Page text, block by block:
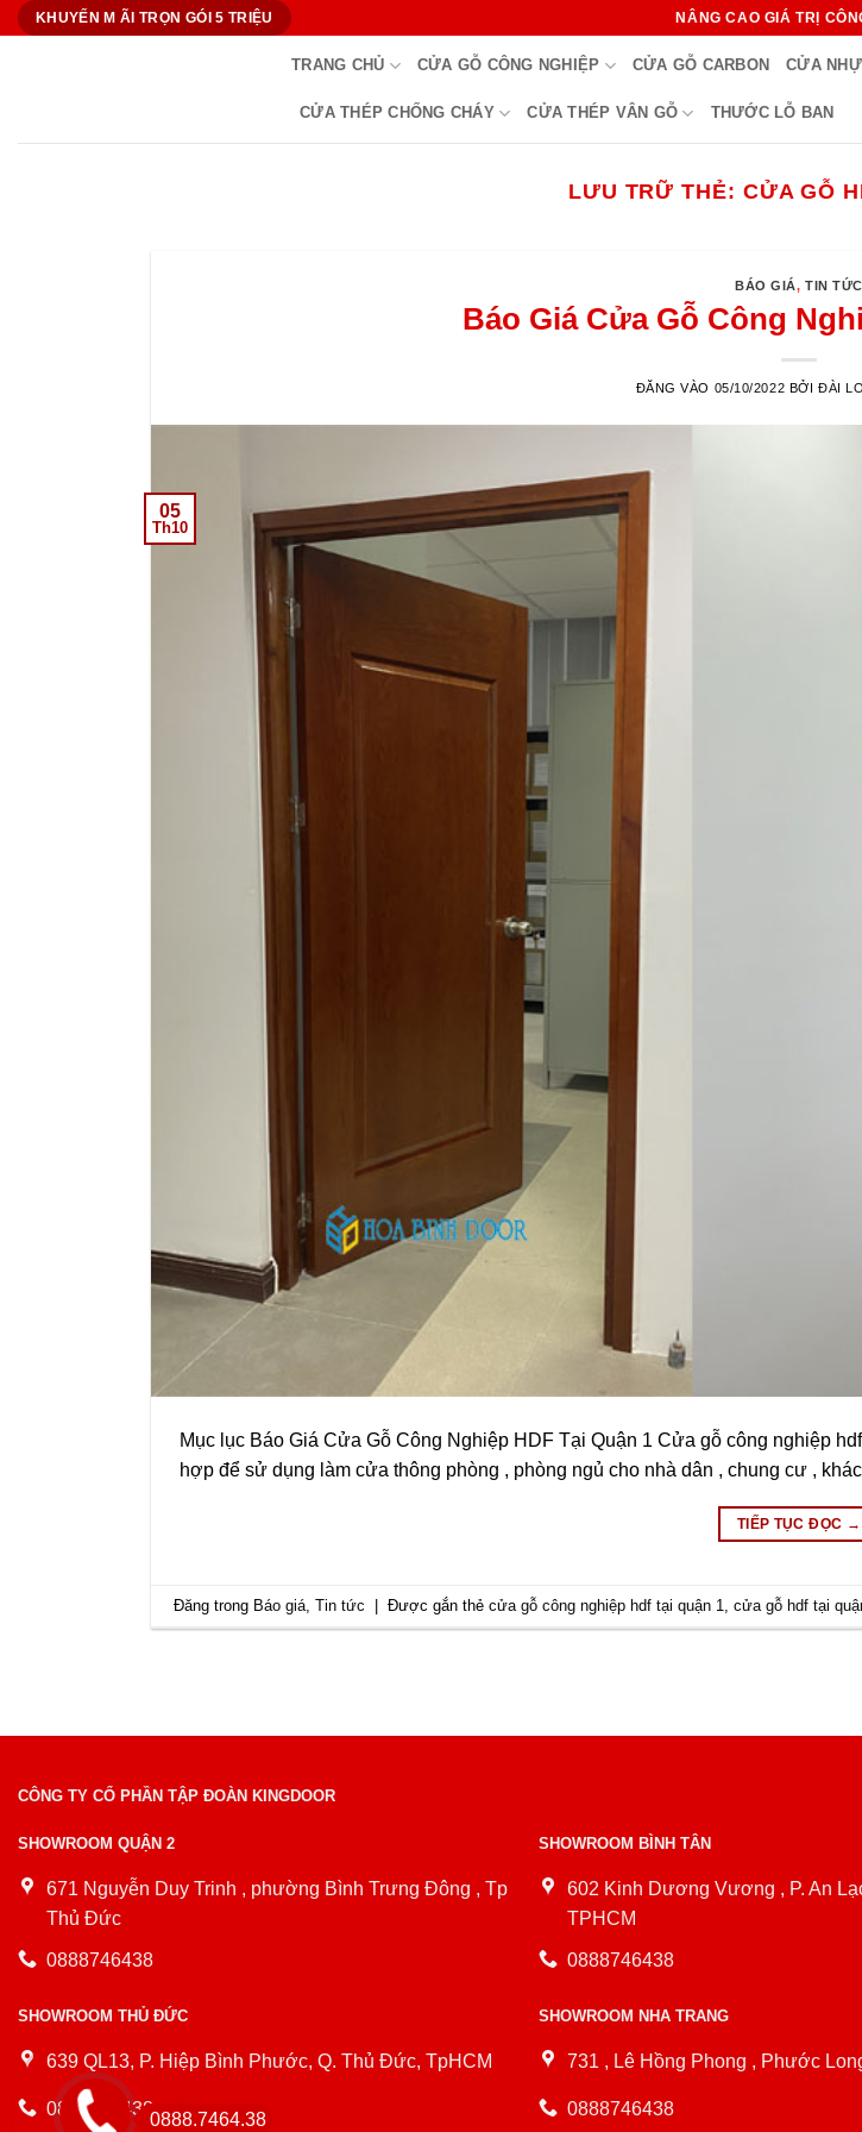
Bỏ
KHUYẾN M ÃI TRỌN GÓI 5 TRIỆU NÂNG CAO GIÁ TRỊ
TRANG CHỦ CỬA GỖ CÔNG NGHIỆP CỬA GỖ CARBON CỬA
CỬA THÉP CHỐNG CHÁY CỬA THÉP VÂN GỖ THƯỚC LỖ BAN
LƯU TRỮ THẺ: CỬA GỖ
BÁO GIÁ,TIN TỨC
Báo Giá Cửa Gỗ Công
ĐĂNG VÀO 05/10/2022 BỞI ĐÀI
05
Th10
Mục lục Báo Giá Cửa Gỗ Công Nghiệp HDF Tại Quận 1 Cửa gỗ công nghiệp
hợp để sử dụng làm cửa thông phòng , phòng ngủ cho nhà dân , chung cư ,
TIẾP TỤC ĐỌC →
Đăng trong Báo giá ,Tin tức | Được gắn thẻcửa gỗ công nghiệp hdf tại quận 1 ,cửa gỗ hdf tại
CÔNG TY CỔ PHẦN TẬP ĐOÀN KINGDOOR
SHOWROOM QUẬN 2
671 Nguyễn Duy Trinh , phường Bình Trưng Đông , Tp
Thủ Đức
0888746438
SHOWROOM THỦ ĐỨC
639 QL13, P. Hiệp Bình Phước, Q. Thủ Đức, TpHCM
0888746438
SHOWROOM BÌNH TÂN
602 Kinh Dương Vương , P. An
TPHCM
0888746438
SHOWROOM NHA TRANG
731 , Lê Hồng Phong , Phước
0888746438
0888.7464.38